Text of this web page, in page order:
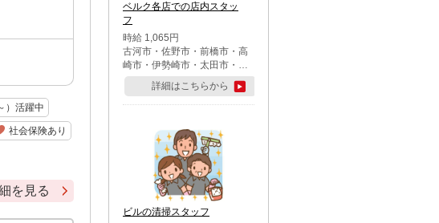
）活躍中
社会保険あり
を見る
ベルク各店での店内スタッ
フ
時給 1,065円
古河市・佐野市・前橋市・高
崎市・伊勢崎市・太田市・館
林市・藤岡市・大泉町・さい
たま市北区・川越市・熊谷
市・行田市・秩父市・所沢
市・鶴ケ島市・千葉市中央
区・市川市・松戸市・習志野
市・柏市・流山市・八千代
市・足立区・江戸川区・八王
子市・町田市
詳細はこちらから
ビルの清掃スタッフ